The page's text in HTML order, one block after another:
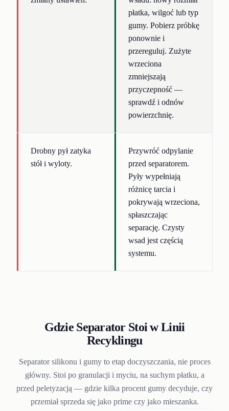
płatka, wilgoć lub typ
gumy. Pobierz próbkę
ponownie i
przereguluj. Zużyte
wrzeciona
zmniejszają
przyczepność —
sprawdź i odnów
powierzchnię.
Drobny pył zatyka
stół i wyloty.
Przywróć odpylanie
przed separatorem.
Pyły wypełniają
różnicę tarcia i
pokrywają wrzeciona,
spłaszczając
separację. Czysty
wsad jest częścią
systemu.
Gdzie Separator Stoi w Linii
Recyklingu
Separator silikonu i gumy to etap doczyszczania, nie proces
główny. Stoi po granulacji i myciu, na suchym płatku, a
przed peletyzacją — gdzie kilka procent gumy decyduje, czy
przemiał sprzeda się jako prime czy jako mieszanka.